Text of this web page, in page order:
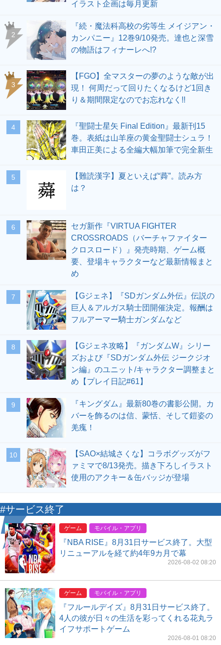
イラスト企画は毎月更新
2
『続・魔法科高校の劣等生 メイジアン・
カンパニー』12巻9/10発売。達也と深雪
の物語はフィナーレへ!?
3
【FGO】全マスターの夢のような敵が出
現！ 何周だって回りたくなるけど1回き
り＆期間限定なのでお忘れなく!!
4
『聖闘士星矢 Final Edition』最新刊15
巻。表紙は山羊座の黄金聖闘士シュラ！
車田正美による全編大幅加筆で完全新生
5
【難読漢字】夏といえば“蕣”。読み方
は？
6
セガ新作『VIRTUA FIGHTER
CROSSROADS（バーチャファイター
クロスロード）』発売時期、ゲーム概
要、登場キャラクターなど最新情報まと
め
7
【Gジェネ】『SDガンダム外伝』伝説の
巨人＆アルガス騎士団開催決定。報酬は
フルアーマー騎士ガンダムなど
8
【Gジェネ攻略】『ガンダムW』シリー
ズおよび『SDガンダム外伝 ジークジオ
ン編』のユニット/キャラクター調整まと
め【プレイ日記#61】
9
『キングダム』最新80巻の書影公開。カ
バーを飾るのは信、蒙恬、そして鎧姿の
羌瘣！
10
【SAO×結城さくな】コラボグッズがフ
ァミマで8/13発売。描き下ろしイラスト
使用のアクキー＆缶バッジが登場
#サービス終了
ゲーム モバイル・アプリ
『NBA RISE』8月31日サービス終了。大型
リニューアルを経て約4年9カ月で幕
2026-08-02 08:20
ゲーム モバイル・アプリ
『フルールデイズ』8月31日サービス終了。
4人の彼が日々の生活を彩ってくれる花丸ラ
イフサポートゲーム
2026-08-01 08:20